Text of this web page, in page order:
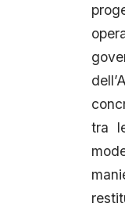
tra